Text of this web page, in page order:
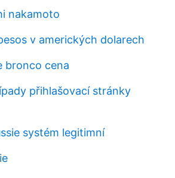
nakamoto
v amerických dolarech
bronco cena
přihlašovací stránky
systém legitimní